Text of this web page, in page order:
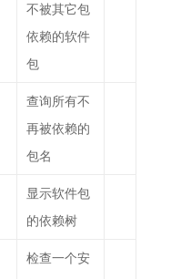
不被其它包
依赖的软件
包
查询所有不
再被依赖的
包名
显示软件包
的依赖树
检查一个安